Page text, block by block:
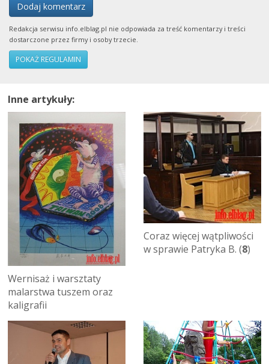
Dodaj komentarz
Redakcja serwisu info.elblag.pl nie odpowiada za treść komentarzy i treści
dostarczone przez firmy i osoby trzecie.
POKAŻ REGULAMIN
Inne artykuły:
Wernisaż i warsztaty
malarstwa tuszem oraz
kaligrafii
Coraz więcej wątpliwości
w sprawie Patryka B. (8)